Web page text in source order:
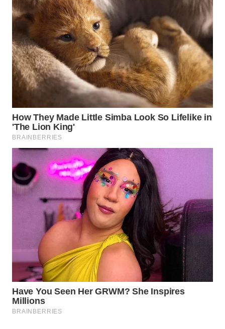
WN
TAPANULI
UTARA
WN
SAMOSIR
PADANG
LAWAS
WN
SUMEDANG
WN
CIANJUR
KEPULAUAN
SERIBU
WN
TANGERANG
WN